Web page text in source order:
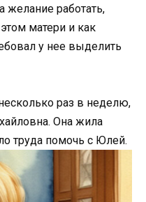
желание работать,
матери и как
у нее выделить
раз в неделю,
Она жила
труда помочь с Юлей.